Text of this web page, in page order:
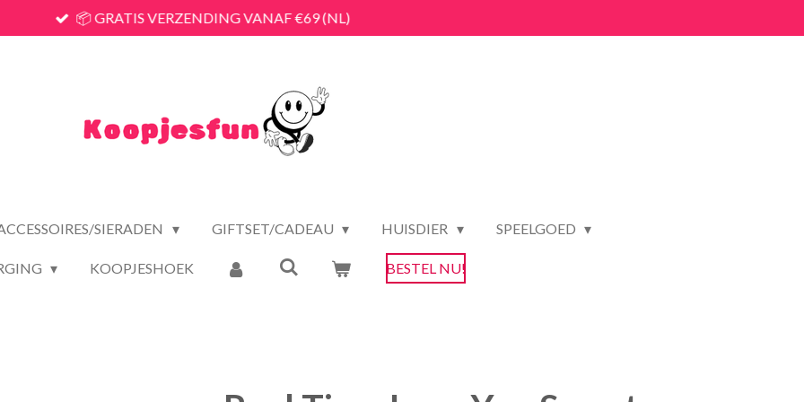
📦 GRATIS VERZENDING VANAF €69 (NL)
SIERADEN GIFTSET/CADEAU HUISDIER SPEELGOED
KOOPJESHOEK BESTEL NU!